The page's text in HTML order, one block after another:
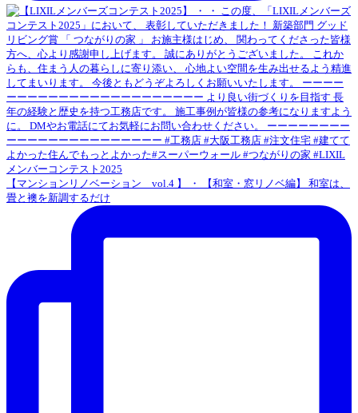
【マンションリノベーション vol.4 】 ・ 【和室・窓リノベ編】 和室は、
畳と襖を新調するだけ